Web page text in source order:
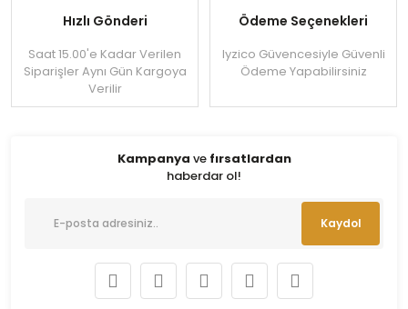
Hızlı Gönderi
Saat 15.00'e Kadar Verilen
Siparişler Aynı Gün Kargoya
Verilir
Ödeme Seçenekleri
Iyzico Güvencesiyle Güvenli
Ödeme Yapabilirsiniz
Kampanya ve fırsatlardan
haberdar ol!
Kaydol